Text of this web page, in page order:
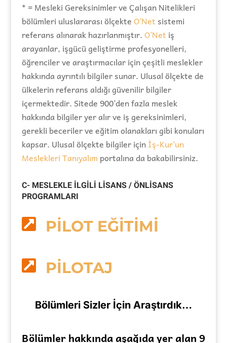
* = Mesleki Gereksinimler ve Çalışan Nitelikleri
bölümleri uluslararası ölçekteO’Net sistemi
referans alınarak hazırlanmıştır.O’Net iş
arayanlar, işgücü geliştirme profesyonelleri,
öğrenciler ve araştırmacılar için çeşitli meslekler
hakkında ayrıntılı bilgiler sunar. Ulusal ölçekte de
ülkelerin referans aldığı güvenilir bilgiler
içermektedir. Sitede 900’den fazla meslek
hakkında bilgiler yer alır ve iş gereksinimleri,
gerekli beceriler ve eğitim olanakları gibi konuları
kapsar. Ulusal ölçekte bilgiler içinİş-Kur’un
Meslekleri Tanıyalım portalına da bakabilirsiniz.
C- MESLEKLE İLGİLİ LİSANS / ÖNLİSANS
PROGRAMLARI
 PİLOT EĞİTİMİ
 PİLOTAJ
Bölümleri Sizler İçin Araştırdık…
Bölümler hakkında aşağıda yer alan 9